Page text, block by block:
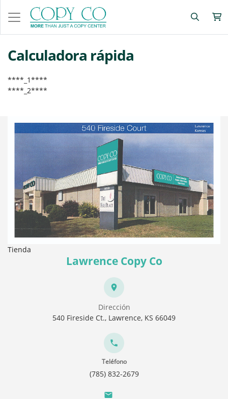
Calculadora rápida
****_1****
****_2****
Tienda
Lawrence Copy Co
Dirección
540 Fireside Ct., Lawrence, KS 66049
Teléfono
(785) 832-2679